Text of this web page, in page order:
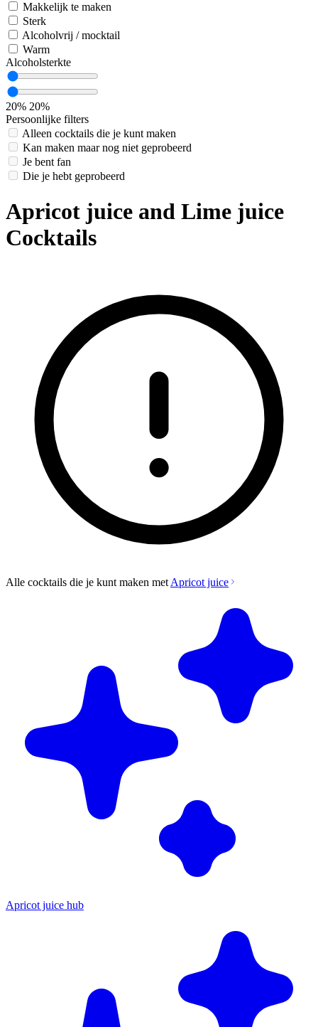
Makkelijk te maken
Sterk
Alcoholvrij / mocktail
Warm
Alcoholsterkte
20% 20%
Persoonlijke filters
Alleen cocktails die je kunt maken
Kan maken maar nog niet geprobeerd
Je bent fan
Die je hebt geprobeerd
Apricot juice and Lime juice
Cocktails
Alle cocktails die je kunt maken met Apricot juice
Apricot juice hub